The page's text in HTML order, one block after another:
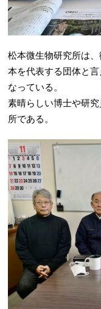
松本微生物研究所は
本を代表する団体と
なっている。
素晴らしい博士や研
所である。